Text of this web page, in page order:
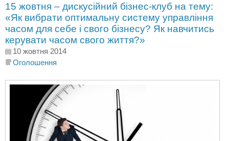
15 жовтня – дискусійний бізнес-клуб на тему:
«Як вибрати оптимальну систему управління
часом для себе і свого бізнесу? Як навчитись
керувати часом свого життя?»
10 жовтня 2014
Оголошення